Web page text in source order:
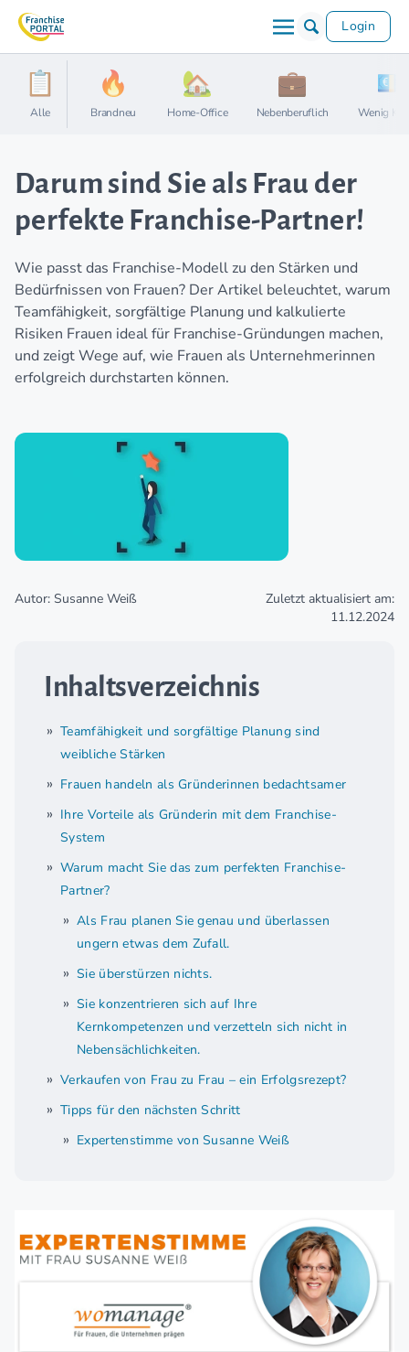
Login
Alle Brandneu Home-Office Nebenberuflich Wenig
Darum sind Sie als Frau der
perfekte Franchise-Partner!
Wie passt das Franchise-Modell zu den Stärken und
Bedürfnissen von Frauen? Der Artikel beleuchtet, warum
Teamfähigkeit, sorgfältige Planung und kalkulierte
Risiken Frauen ideal für Franchise-Gründungen machen,
und zeigt Wege auf, wie Frauen als Unternehmerinnen
erfolgreich durchstarten können.
Autor: Susanne Weiß
Zuletzt aktualisiert am:
11.12.2024
Inhaltsverzeichnis
Teamfähigkeit und sorgfältige Planung sind
weibliche Stärken
Frauen handeln als Gründerinnen bedachtsamer
Ihre Vorteile als Gründerin mit dem Franchise-
System
Warum macht Sie das zum perfekten Franchise-
Partner?
Als Frau planen Sie genau und überlassen
ungern etwas dem Zufall.
Sie überstürzen nichts.
Sie konzentrieren sich auf Ihre
Kernkompetenzen und verzetteln sich nicht in
Nebensächlichkeiten.
Verkaufen von Frau zu Frau – ein Erfolgsrezept?
Tipps für den nächsten Schritt
Expertenstimme von Susanne Weiß